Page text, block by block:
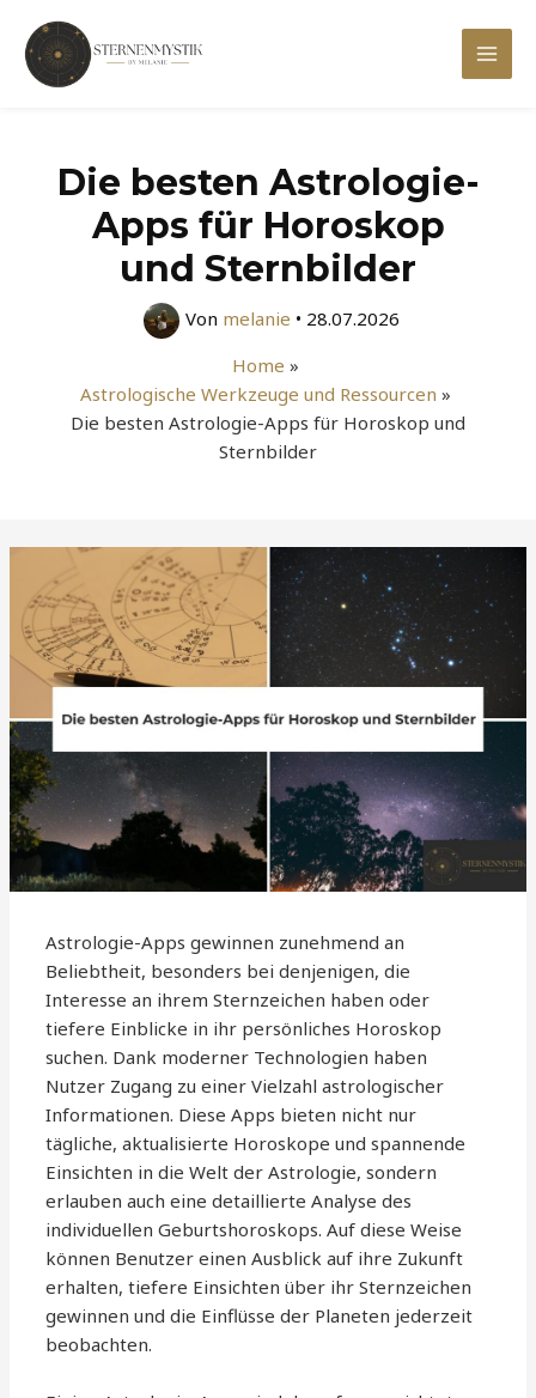
Inhalt
springen
Main
Die besten Astrologie-
Apps für Horoskop
und Sternbilder
Von melanie • 28.07.2026
Home
Astrologische Werkzeuge und Ressourcen
Die besten Astrologie-Apps für Horoskop und
Sternbilder
Astrologie-Apps gewinnen zunehmend an
Beliebtheit, besonders bei denjenigen, die
Interesse an ihrem Sternzeichen haben oder
tiefere Einblicke in ihr persönliches Horoskop
suchen. Dank moderner Technologien haben
Nutzer Zugang zu einer Vielzahl astrologischer
Informationen. Diese Apps bieten nicht nur
tägliche, aktualisierte Horoskope und spannende
Einsichten in die Welt der Astrologie, sondern
erlauben auch eine detaillierte Analyse des
individuellen Geburtshoroskops. Auf diese Weise
können Benutzer einen Ausblick auf ihre Zukunft
erhalten, tiefere Einsichten über ihr Sternzeichen
gewinnen und die Einflüsse der Planeten jederzeit
beobachten.